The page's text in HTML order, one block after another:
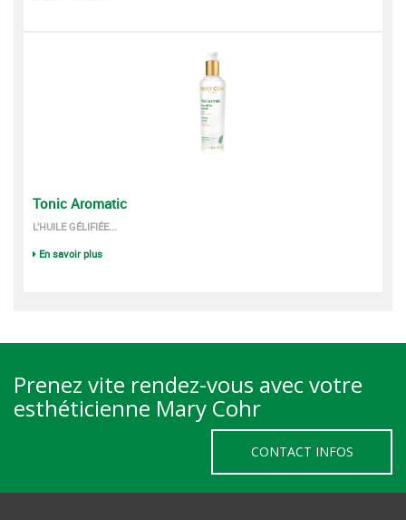
Tonic Aromatic
L’HUILE GÉLIFIÉE...
En savoir plus
Prenez vite rendez-vous avec votre
esthéticienne Mary Cohr
CONTACT INFOS